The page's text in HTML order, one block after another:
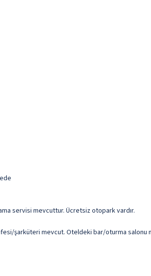
servisi mevcuttur. Ücretsiz otopark vardır.
şarküteri mevcut. Oteldeki bar/oturma salonu